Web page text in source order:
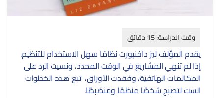
يقدم المؤلف ليز دافنبورت نظامًا سهل الاستخدام للتنظيم.
إذا لم تنهي المشاريع في الوقت المحدد، ونسيت الرد على
المكالمات الهاتفية، وفقدت الأوراق، اتبع هذه الخطوات
الست لتصبح شخصًا منظمًا ومنضبطًا.